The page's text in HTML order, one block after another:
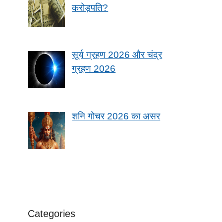
करोड़पति?
सूर्य ग्रहण 2026 और चंद्र
ग्रहण 2026
शनि गोचर 2026 का असर
Categories